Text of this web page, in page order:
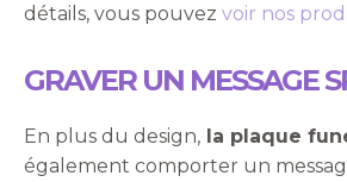
détails, vous pouvez voir nos
GRAVER UN MESSAGE
En plus du design, la plaque
également comporter un